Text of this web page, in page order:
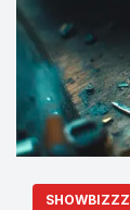
SHOWBIZZZ